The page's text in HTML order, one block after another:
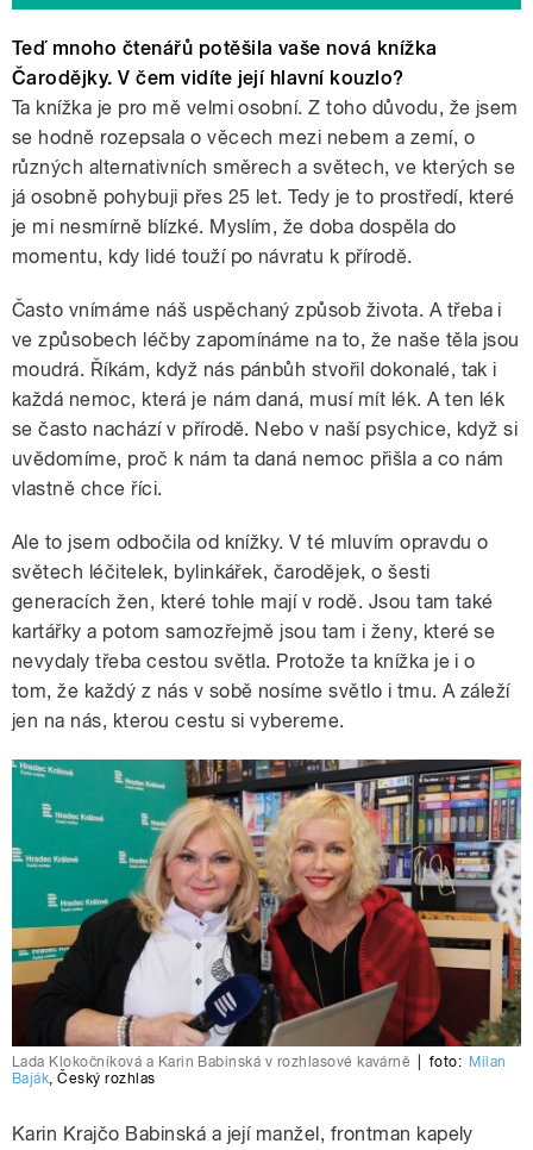
Teď mnoho čtenářů potěšila vaše nová knížka
Čarodějky. V čem vidíte její hlavní kouzlo?
Ta knížka je pro mě velmi osobní. Z toho důvodu, že jsem
se hodně rozepsala o věcech mezi nebem a zemí, o
různých alternativních směrech a světech, ve kterých se
já osobně pohybuji přes 25 let. Tedy je to prostředí, které
je mi nesmírně blízké. Myslím, že doba dospěla do
momentu, kdy lidé touží po návratu k přírodě.
Často vnímáme náš uspěchaný způsob života. A třeba i
ve způsobech léčby zapomínáme na to, že naše těla jsou
moudrá. Říkám, když nás pánbůh stvořil dokonalé, tak i
každá nemoc, která je nám daná, musí mít lék. A ten lék
se často nachází v přírodě. Nebo v naší psychice, když si
uvědomíme, proč k nám ta daná nemoc přišla a co nám
vlastně chce říci.
Ale to jsem odbočila od knížky. V té mluvím opravdu o
světech léčitelek, bylinkářek, čarodějek, o šesti
generacích žen, které tohle mají v rodě. Jsou tam také
kartářky a potom samozřejmě jsou tam i ženy, které se
nevydaly třeba cestou světla. Protože ta knížka je i o
tom, že každý z nás v sobě nosíme světlo i tmu. A záleží
jen na nás, kterou cestu si vybereme.
Lada Klokočníková a Karin Babinská v rozhlasové kavárně foto: Milan
Baják,Český rozhlas
Karin Krajčo Babinská a její manžel, frontman kapely